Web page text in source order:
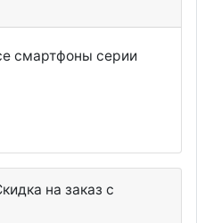
смартфоны серии
на заказ c